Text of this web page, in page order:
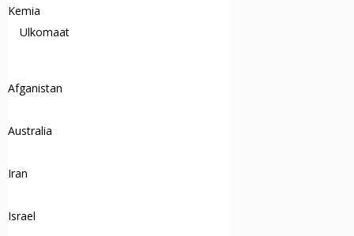
Kemia
Ulkomaat
Afganistan
Australia
Iran
Israel